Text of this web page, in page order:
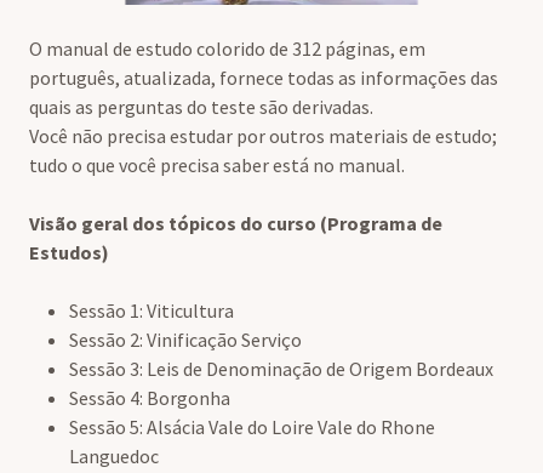
O manual de estudo colorido de 312 páginas, em
português, atualizada, fornece todas as informações das
quais as perguntas do teste são derivadas.
Você não precisa estudar por outros materiais de estudo;
tudo o que você precisa saber está no manual.
Visão geral dos tópicos do curso (Programa de
Estudos)
Sessão 1: Viticultura
Sessão 2: Vinificação Serviço
Sessão 3: Leis de Denominação de Origem Bordeaux
Sessão 4: Borgonha
Sessão 5: Alsácia Vale do Loire Vale do Rhone
Languedoc